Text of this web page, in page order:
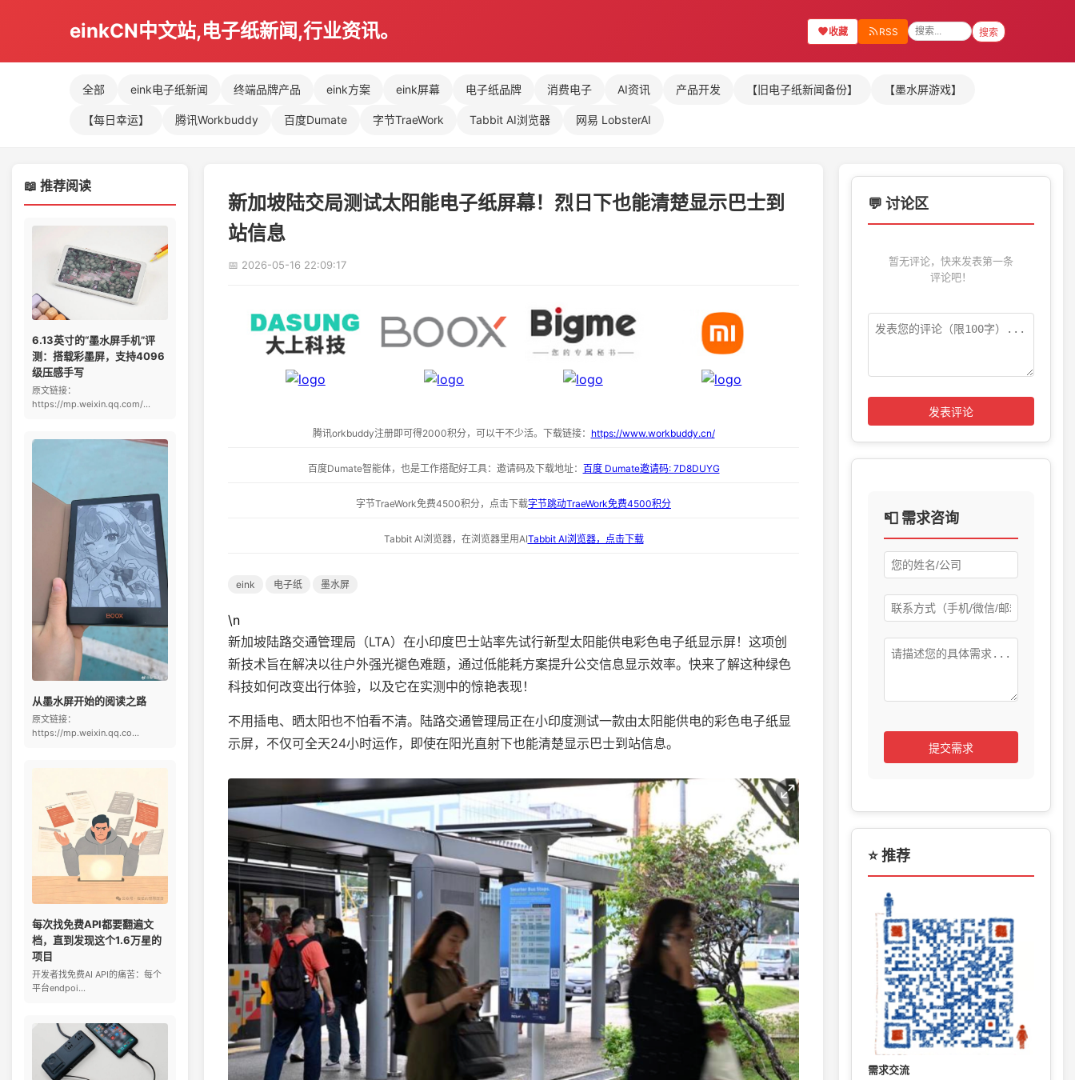
einkCN中文站,电子纸新闻,行业资讯。 收藏 RSS 搜索
全部 eink电子纸新闻 终端品牌产品 eink方案 eink屏幕 电子纸品牌 消费电子 AI资讯 产品开发 【旧电子纸新闻备份】 【墨水屏游戏】
【每日幸运】 腾讯Workbuddy 百度Dumate 字节TraeWork Tabbit AI浏览器 网易 LobsterAI
📖 推荐阅读
6.13英寸的“墨水屏手机”评
测：搭载彩墨屏，支持4096
级压感手写
原文链接：
https://mp.weixin.qq.com/...
从墨水屏开始的阅读之路
原文链接：
https://mp.weixin.qq.co...
每次找免费API都要翻遍文
档，直到发现这个1.6万星的
项目
开发者找免费AI API的痛苦：每个
平台endpoi...
新加坡陆交局测试太阳能电子纸屏幕！烈日下也能清楚显示巴士到
站信息
📅 2026-05-16 22:09:17
腾讯orkbuddy注册即可得2000积分，可以干不少活。下载链接： https://www.workbuddy.cn/
百度Dumate智能体，也是工作搭配好工具：邀请码及下载地址： 百度 Dumate邀请码: 7D8DUYG
字节TraeWork免费4500积分，点击下载字节跳动TraeWork免费4500积分
Tabbit AI浏览器，在浏览器里用AITabbit AI浏览器，点击下载
eink 电子纸 墨水屏
\n
新加坡陆路交通管理局（LTA）在小印度巴士站率先试行新型太阳能供电彩色电子纸显示屏！这项创
新技术旨在解决以往户外强光褪色难题，通过低能耗方案提升公交信息显示效率。快来了解这种绿色
科技如何改变出行体验，以及它在实测中的惊艳表现！
不用插电、晒太阳也不怕看不清。陆路交通管理局正在小印度测试一款由太阳能供电的彩色电子纸显
示屏，不仅可全天24小时运作，即使在阳光直射下也能清楚显示巴士到站信息。
💬 讨论区
暂无评论，快来发表第一条
评论吧！
发表评论
📮 需求咨询
提交需求
⭐ 推荐
需求交流